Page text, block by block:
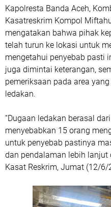
Kapolresta Banda Aceh,
Kasatreskrim Kompol
mengatakan bahwa pihak
telah turun ke lokasi untuk
mengetahui penyebab pasti
juga dimintai keterangan,
pemeriksaan pada area
ledakan.
“Dugaan ledakan berasal
menyebabkan 15 orang
untuk penyebab pastinya
dan pendalaman lebih lanjut
Kasat Reskrim, Jumat (12/6/